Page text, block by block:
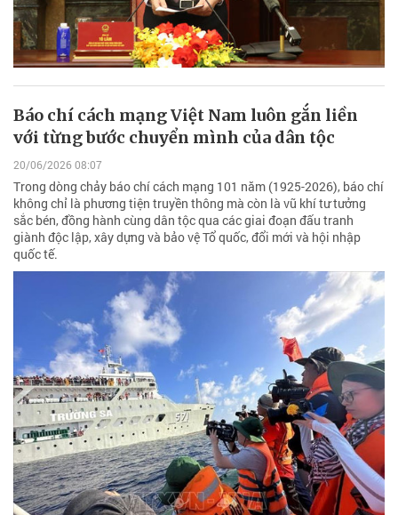
Báo chí cách mạng Việt Nam luôn gắn liền
với từng bước chuyển mình của dân tộc
20/06/2026 08:07
Trong dòng chảy báo chí cách mạng 101 năm (1925-2026), báo chí
không chỉ là phương tiện truyền thông mà còn là vũ khí tư tưởng
sắc bén, đồng hành cùng dân tộc qua các giai đoạn đấu tranh
giành độc lập, xây dựng và bảo vệ Tổ quốc, đổi mới và hội nhập
quốc tế.